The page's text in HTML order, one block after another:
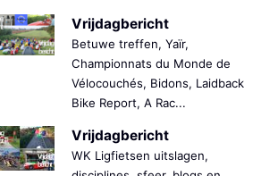
Vrijdagbericht
Betuwe treffen, Yaïr,
Championnats du Monde de
Vélocouchés, Bidons, Laidback
Bike Report, A Rac...
Vrijdagbericht
WK Ligfietsen uitslagen,